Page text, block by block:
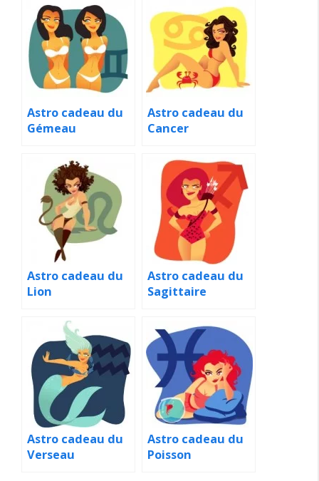
Astro cadeau du
Gémeau
Astro cadeau du
Cancer
Astro cadeau du
Lion
Astro cadeau du
Sagittaire
Astro cadeau du
Verseau
Astro cadeau du
Poisson